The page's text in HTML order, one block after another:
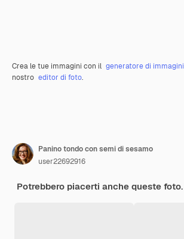
Crea le tue immagini con il generatore di immagini
nostro editor di foto.
Panino tondo con semi di sesamo
user22692916
Potrebbero piacerti anche queste foto.